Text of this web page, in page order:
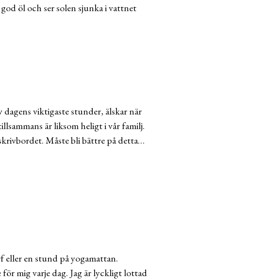
öl och ser solen sjunka i vattnet
viktigaste stunder, älskar när
är liksom heligt i vår familj.
Måste bli bättre på detta…
en stund på yogamattan.
mig varje dag. Jag är lyckligt lottad